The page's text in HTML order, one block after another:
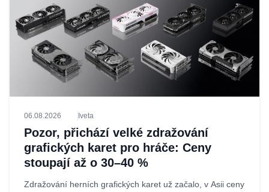
06.08.2026 Iveta
Pozor, přichází velké zdražování
grafických karet pro hráče: Ceny
stoupají až o 30–40 %
Zdražování herních grafických karet už začalo, v Asii ceny